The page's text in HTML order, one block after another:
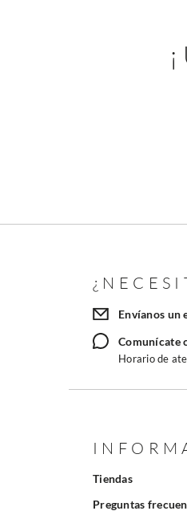
Envíanos un
Comunícate
Horario de
Tiendas
Preguntas